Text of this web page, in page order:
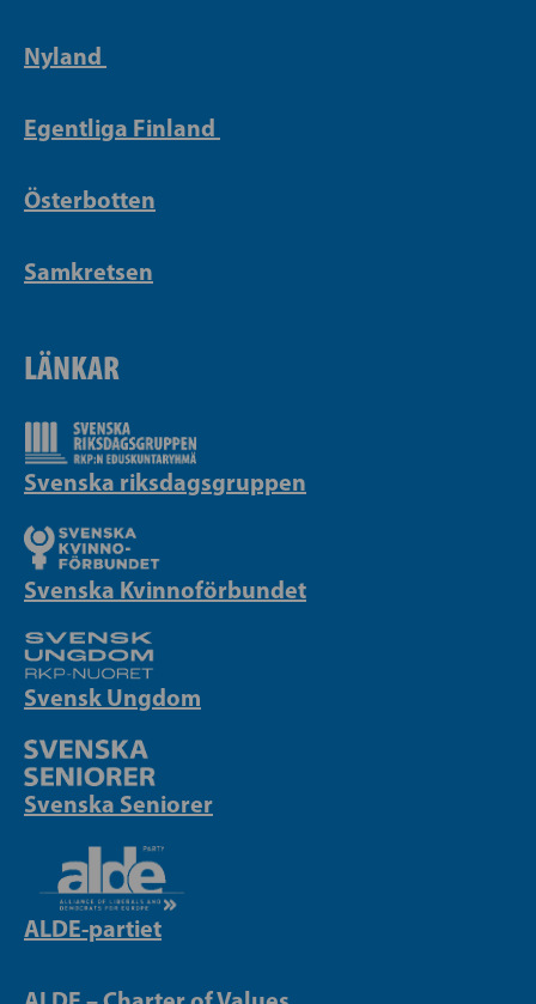
Nyland
Egentliga Finland
Österbotten
Samkretsen
LÄNKAR
Svenska riksdagsgruppen
Svenska Kvinnoförbundet
Svensk Ungdom
Svenska Seniorer
ALDE-partiet